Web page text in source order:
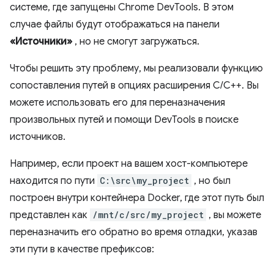
системе, где запущены Chrome DevTools. В этом
случае файлы будут отображаться на панели
«Источники» , но не смогут загружаться.
Чтобы решить эту проблему, мы реализовали функцию
сопоставления путей в опциях расширения C/C++. Вы
можете использовать его для переназначения
произвольных путей и помощи DevTools в поиске
источников.
Например, если проект на вашем хост-компьютере
находится по пути C:\src\my_project , но был
построен внутри контейнера Docker, где этот путь был
представлен как /mnt/c/src/my_project , вы можете
переназначить его обратно во время отладки, указав
эти пути в качестве префиксов: